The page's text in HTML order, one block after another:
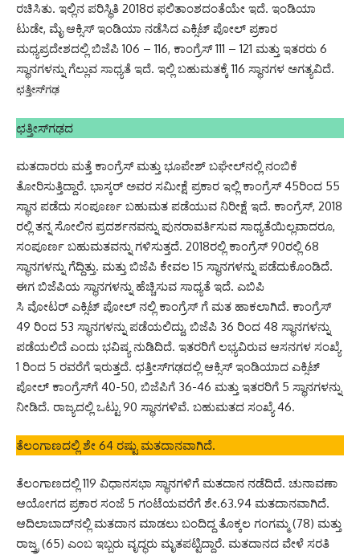
ರಚಿಸಿತು. ಇಲ್ಲಿನ ಪರಿಸ್ಥಿತಿ 2018ರ ಫಲಿತಾಂಶದಂತೆಯೇ ಇದೆ. ಇಂಡಿಯಾ
ಟುಡೇ, ಮೈ ಆಕ್ಸಿಸ್ ಇಂಡಿಯಾ ನಡೆಸಿದ ಎಕ್ಸಿಟ್ ಪೋಲ್ ಪ್ರಕಾರ
ಮಧ್ಯಪ್ರದೇಶದಲ್ಲಿ ಬಿಜೆಪಿ 106 – 116, ಕಾಂಗ್ರೆಸ್ 111 – 121 ಮತ್ತು ಇತರರು 6
ಸ್ಥಾನಗಳನ್ನು ಗೆಲ್ಲುವ ಸಾಧ್ಯತೆ ಇದೆ. ಇಲ್ಲಿ ಬಹುಮತಕ್ಕೆ 116 ಸ್ಥಾನಗಳ ಅಗತ್ಯವಿದೆ.
ಛತ್ತೀಸ್‌ಗಢ
ಛತ್ತೀಸ್‌ಗಢದ
ಮತದಾರರು ಮತ್ತೆ ಕಾಂಗ್ರೆಸ್ ಮತ್ತು ಭೂಪೇಶ್ ಬಘೇಲ್‌ನಲ್ಲಿ ನಂಬಿಕೆ
ತೋರಿಸುತ್ತಿದ್ದಾರೆ. ಭಾಸ್ಕರ್ ಅವರ ಸಮೀಕ್ಷೆ ಪ್ರಕಾರ ಇಲ್ಲಿ ಕಾಂಗ್ರೆಸ್ 45ರಿಂದ 55
ಸ್ಥಾನ ಪಡೆದು ಸಂಪೂರ್ಣ ಬಹುಮತ ಪಡೆಯುವ ನಿರೀಕ್ಷೆ ಇದೆ. ಕಾಂಗ್ರೆಸ್, 2018
ರಲ್ಲಿ ತನ್ನ ಸೋಲಿನ ಪ್ರದರ್ಶನವನ್ನು ಪುನರಾವರ್ತಿಸುವ ಸಾಧ್ಯತೆಯಿಲ್ಲವಾದರೂ,
ಸಂಪೂರ್ಣ ಬಹುಮತವನ್ನು ಗಳಿಸುತ್ತದೆ. 2018ರಲ್ಲಿ ಕಾಂಗ್ರೆಸ್ 90ರಲ್ಲಿ 68
ಸ್ಥಾನಗಳನ್ನು ಗೆದ್ದಿತ್ತು. ಮತ್ತು ಬಿಜೆಪಿ ಕೇವಲ 15 ಸ್ಥಾನಗಳನ್ನು ಪಡೆದುಕೊಂಡಿದೆ.
ಈಗ ಬಿಜೆಪಿಯ ಸ್ಥಾನಗಳನ್ನು ಹೆಚ್ಚಿಸುವ ಸಾಧ್ಯತೆ ಇದೆ. ಎಬಿಪಿ
ಸಿ ವೋಟರ್ ಎಕ್ಸಿಟ್ ಪೋಲ್ ನಲ್ಲಿ ಕಾಂಗ್ರೆಸ್ ಗೆ ಮತ ಹಾಕಲಾಗಿದೆ. ಕಾಂಗ್ರೆಸ್
49 ರಿಂದ 53 ಸ್ಥಾನಗಳನ್ನು ಪಡೆಯಲಿದ್ದು, ಬಿಜೆಪಿ 36 ರಿಂದ 48 ಸ್ಥಾನಗಳನ್ನು
ಪಡೆಯಲಿದೆ ಎಂದು ಭವಿಷ್ಯ ನುಡಿದಿದೆ. ಇತರರಿಗೆ ಲಭ್ಯವಿರುವ ಆಸನಗಳ ಸಂಖ್ಯೆ
1 ರಿಂದ 5 ರವರೆಗೆ ಇರುತ್ತದೆ. ಛತ್ತೀಸ್‌ಗಢದಲ್ಲಿ ಆಕ್ಸಿಸ್ ಇಂಡಿಯಾದ ಎಕ್ಸಿಟ್
ಪೋಲ್ ಕಾಂಗ್ರೆಸ್‌ಗೆ 40-50, ಬಿಜೆಪಿಗೆ 36-46 ಮತ್ತು ಇತರರಿಗೆ 5 ಸ್ಥಾನಗಳನ್ನು
ನೀಡಿದೆ. ರಾಜ್ಯದಲ್ಲಿ ಒಟ್ಟು 90 ಸ್ಥಾನಗಳಿವೆ. ಬಹುಮತದ ಸಂಖ್ಯೆ 46.
ತೆಲಂಗಾಣದಲ್ಲಿ ಶೇ 64 ರಷ್ಟು ಮತದಾನವಾಗಿದೆ.
ತೆಲಂಗಾಣದಲ್ಲಿ 119 ವಿಧಾನಸಭಾ ಸ್ಥಾನಗಳಿಗೆ ಮತದಾನ ನಡೆದಿದೆ. ಚುನಾವಣಾ
ಆಯೋಗದ ಪ್ರಕಾರ ಸಂಜೆ 5 ಗಂಟೆಯವರೆಗೆ ಶೇ.63.94 ಮತದಾನವಾಗಿದೆ.
ಆದಿಲಾಬಾದ್‌ನಲ್ಲಿ ಮತದಾನ ಮಾಡಲು ಬಂದಿದ್ದ ತೊಕ್ಕಲ ಗಂಗಮ್ಮ (78) ಮತ್ತು
ರಾಜ್ತ್ರ (65) ಎಂಬ ಇಬ್ಬರು ವೃದ್ಧರು ಮೃತಪಟ್ಟಿದ್ದಾರೆ. ಮತದಾನದ ವೇಳೆ ಸರತಿ